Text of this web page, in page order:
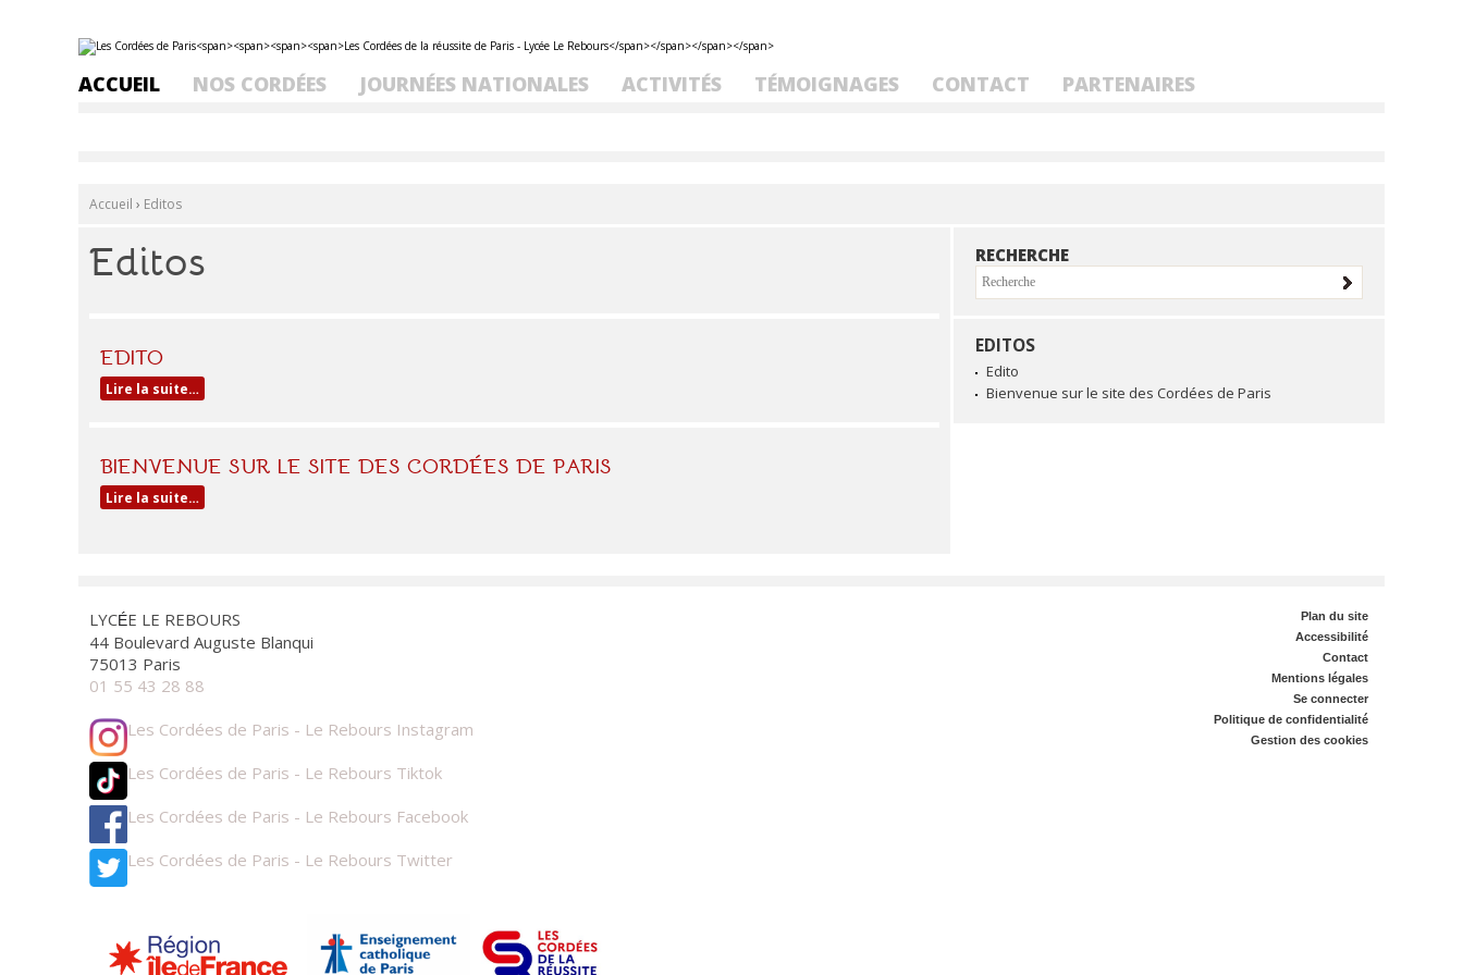
Aller
au
contenu.
|
Outils
personnels
ACCUEIL NOS CORDÉES JOURNÉES NATIONALES ACTIVITÉS TÉMOIGNAGES CONTACT PARTENAIRES
Accueil › Editos
RECHERCHE
NAVIGATION
EDITOS
Edito
Bienvenue sur le site des Cordées de Paris
Editos
EDITO
Lire la suite…
BIENVENUE SUR LE SITE DES CORDÉES DE PARIS
Lire la suite…
Plan du site
Accessibilité
Contact
Mentions légales
Se connecter
Politique de confidentialité
Gestion des cookies
LYCÉE LE REBOURS
44 Boulevard Auguste Blanqui
75013 Paris
01 55 43 28 88
Les Cordées de Paris - Le Rebours Instagram
Les Cordées de Paris - Le Rebours Tiktok
Les Cordées de Paris - Le Rebours Facebook
Les Cordées de Paris - Le Rebours Twitter